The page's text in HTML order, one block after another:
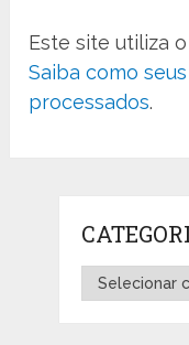
Este site utiliza
Saiba como
processados.
Categorias